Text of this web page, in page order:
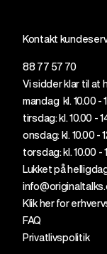
Kontakt
88 77 57 70
Vi sidder klar til at
mandag kl. 10.00 -
tirsdag: kl. 10.00 -
onsdag: kl. 10.00 -
torsdag: kl. 10.00 -
Lukket på
Klik her for
FAQ
Privatlivspolitik